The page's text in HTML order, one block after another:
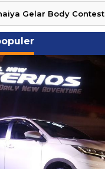
Gelar Body Contest